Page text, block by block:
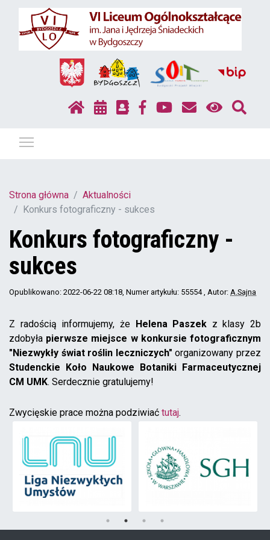
Strona główna
Aktualności
Konkurs fotograficzny - sukces
Konkurs fotograficzny -
sukces
Opublikowano: 2022-06-22 08:18, Numer artykułu: 55554, Autor: A.Sajna
Z radością informujemy, że Helena Paszek z klasy 2b
zdobyła pierwsze miejsce w konkursie fotograficznym
"Niezwykły świat roślin leczniczych" organizowany przez
Studenckie Koło Naukowe Botaniki Farmaceutycznej
CM UMK. Serdecznie gratulujemy!
Zwycięskie prace można podziwiać tutaj.